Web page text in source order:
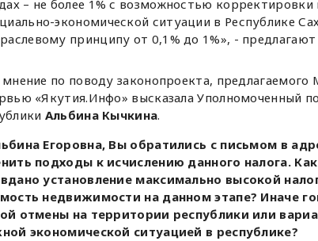
– не более 1% с возможностью корректировки
экономической ситуации в Республике
принципу от 0,1% до 1%», -
по поводу законопроекта,
«Якутия.Инфо» высказала Уполномоченный
Альбина Кычкина.
Егоровна, Вы обратились с письмом в
подходы к исчислению данного налога.
установление максимально высокой
недвижимости на данном этапе? Иначе
отмены на территории республики или
экономической ситуацией в республике?